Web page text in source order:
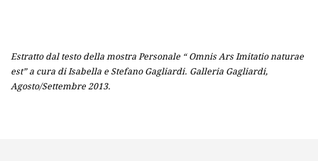
Estratto dal testo della mostra Personale “ Omnis Ars Imitatio naturae
est” a cura di Isabella e Stefano Gagliardi. Galleria Gagliardi,
Agosto/Settembre 2013.